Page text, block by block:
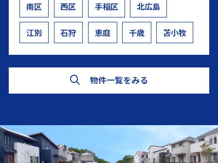
南区 西区 手稲区 北広島
江別 石狩 恵庭 千歳 苫小牧
物件一覧をみる